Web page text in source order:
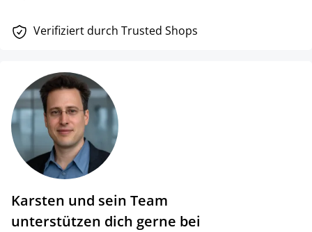
Verifiziert durch Trusted Shops
Karsten und sein Team
unterstützen dich gerne bei